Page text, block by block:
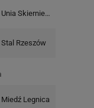
Unia Skierniewice
Stal Rzeszów
Miedź Legnica